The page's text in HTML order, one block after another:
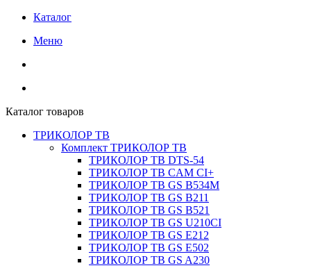
Каталог
Меню
Каталог товаров
ТРИКОЛОР ТВ
Комплект ТРИКОЛОР ТВ
ТРИКОЛОР ТВ DTS-54
ТРИКОЛОР ТВ CAM CI+
ТРИКОЛОР ТВ GS B534M
ТРИКОЛОР ТВ GS B211
ТРИКОЛОР ТВ GS B521
ТРИКОЛОР ТВ GS U210CI
ТРИКОЛОР ТВ GS E212
ТРИКОЛОР ТВ GS E502
ТРИКОЛОР ТВ GS A230